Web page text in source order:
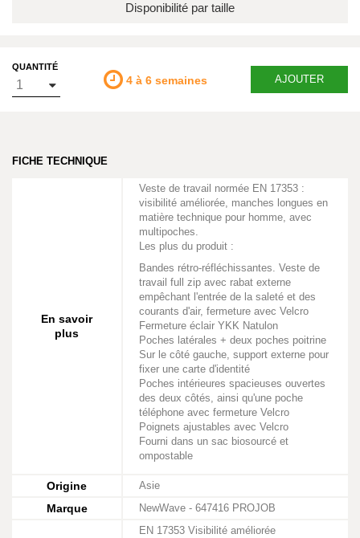
Disponibilité par taille
QUANTITÉ
4 à 6 semaines AJOUTER
FICHE TECHNIQUE
En savoir
plus
Veste de travail normée EN 17353 :
visibilité améliorée, manches longues en
matière technique pour homme, avec
multipoches.
Les plus du produit :
Bandes rétro-réfléchissantes. Veste de
travail full zip avec rabat externe
empêchant l'entrée de la saleté et des
courants d'air, fermeture avec Velcro
Fermeture éclair YKK Natulon
Poches latérales + deux poches poitrine
Sur le côté gauche, support externe pour
fixer une carte d'identité
Poches intérieures spacieuses ouvertes
des deux côtés, ainsi qu'une poche
téléphone avec fermeture Velcro
Poignets ajustables avec Velcro
Fourni dans un sac biosourcé et
ompostable
Origine Asie
Marque NewWave - 647416 PROJOB
EN 17353 Visibilité améliorée